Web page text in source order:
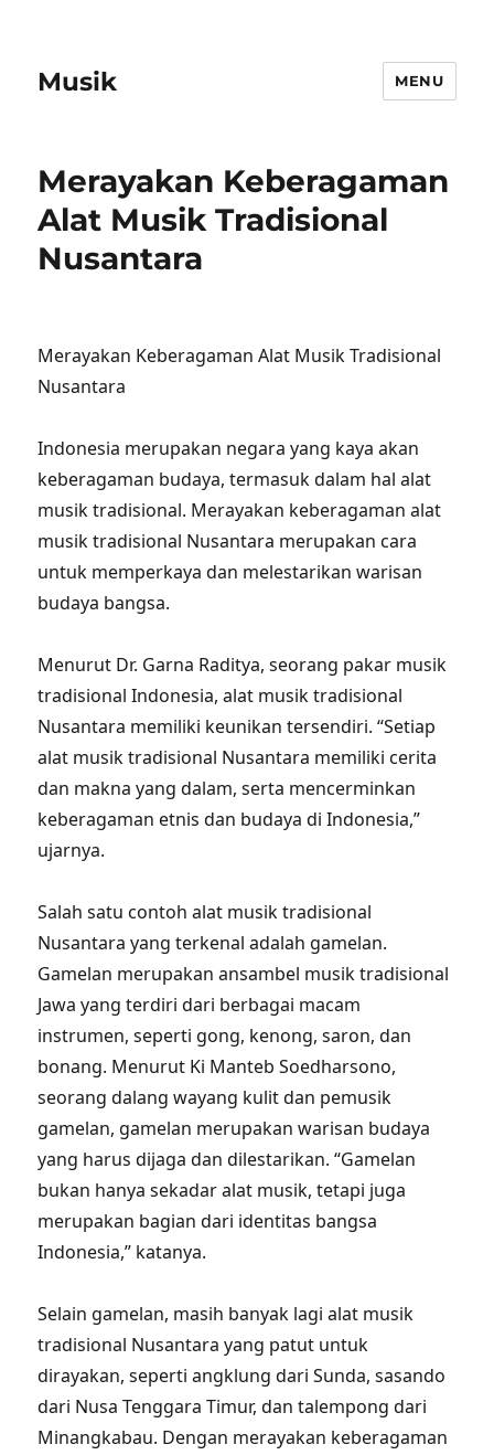
Musik MENU
Merayakan Keberagaman
Alat Musik Tradisional
Nusantara
Merayakan Keberagaman Alat Musik Tradisional
Nusantara
Indonesia merupakan negara yang kaya akan
keberagaman budaya, termasuk dalam hal alat
musik tradisional. Merayakan keberagaman alat
musik tradisional Nusantara merupakan cara
untuk memperkaya dan melestarikan warisan
budaya bangsa.
Menurut Dr. Garna Raditya, seorang pakar musik
tradisional Indonesia, alat musik tradisional
Nusantara memiliki keunikan tersendiri. “Setiap
alat musik tradisional Nusantara memiliki cerita
dan makna yang dalam, serta mencerminkan
keberagaman etnis dan budaya di Indonesia,”
ujarnya.
Salah satu contoh alat musik tradisional
Nusantara yang terkenal adalah gamelan.
Gamelan merupakan ansambel musik tradisional
Jawa yang terdiri dari berbagai macam
instrumen, seperti gong, kenong, saron, dan
bonang. Menurut Ki Manteb Soedharsono,
seorang dalang wayang kulit dan pemusik
gamelan, gamelan merupakan warisan budaya
yang harus dijaga dan dilestarikan. “Gamelan
bukan hanya sekadar alat musik, tetapi juga
merupakan bagian dari identitas bangsa
Indonesia,” katanya.
Selain gamelan, masih banyak lagi alat musik
tradisional Nusantara yang patut untuk
dirayakan, seperti angklung dari Sunda, sasando
dari Nusa Tenggara Timur, dan talempong dari
Minangkabau. Dengan merayakan keberagaman